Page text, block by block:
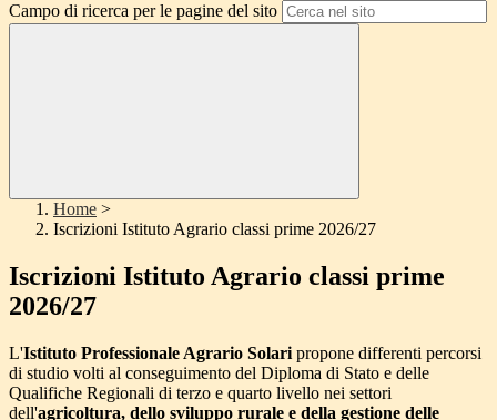
Campo di ricerca per le pagine del sito
Home >
Iscrizioni Istituto Agrario classi prime 2026/27
Iscrizioni Istituto Agrario classi prime
2026/27
L'Istituto Professionale Agrario Solari propone differenti percorsi
di studio volti al conseguimento del Diploma di Stato e delle
Qualifiche Regionali di terzo e quarto livello nei settori
dell'agricoltura, dello sviluppo rurale e della gestione delle